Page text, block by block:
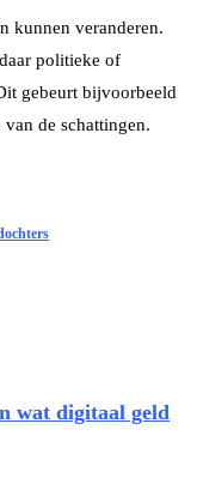
kunnen veranderen.
politieke of
gebeurt bijvoorbeeld
de schattingen.
wat digitaal geld